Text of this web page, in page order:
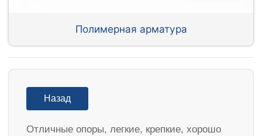
Полимерная арматура
Назад
Отличные опоры, легкие, крепкие, хорошо